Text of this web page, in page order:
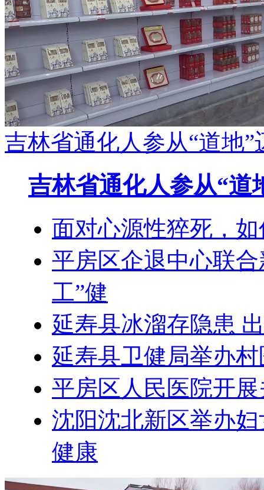
吉林省通化人参从“道地”
吉林省通化人参从“道
面对心源性猝死，
平房区企退中心联
工”健
延寿县冰溜存隐患
延寿县卫健局举办
平房区人民医院开
沈阳沈北新区举办
健康